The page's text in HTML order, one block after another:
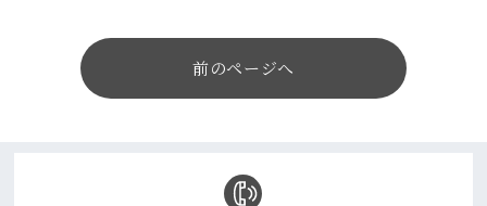
前のページへ